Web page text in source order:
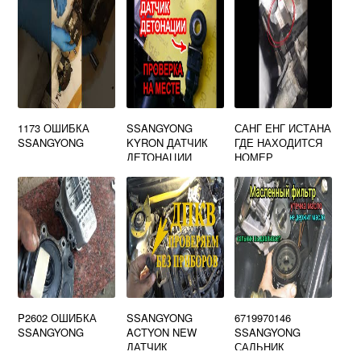
1173 ОШИБКА
SSANGYONG
SSANGYONG
KYRON ДАТЧИК
ДЕТОНАЦИИ
САНГ ЕНГ ИСТАНА
ГДЕ НАХОДИТСЯ
НОМЕР
P2602 ОШИБКА
SSANGYONG
SSANGYONG
ACTYON NEW
ДАТЧИК
6719970146
SSANGYONG
САЛЬНИК